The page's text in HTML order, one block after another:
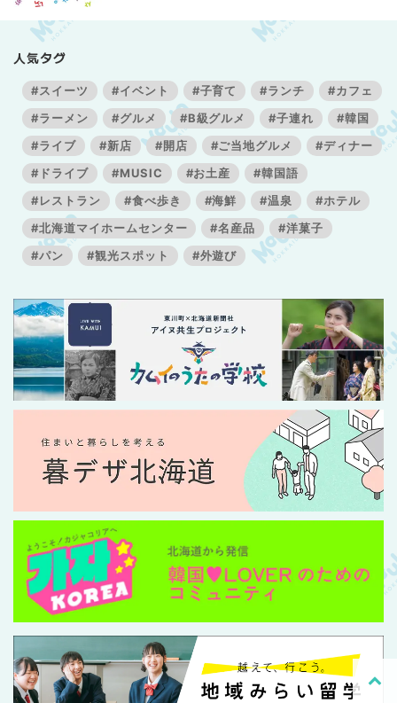
人気タグ
#スイーツ #イベント #子育て #ランチ
#カフェ
#ラーメン
#グルメ #B級グルメ #子連れ
#韓国
#ライブ
#新店 #開店 #ご当地グルメ
#ディナー
#ドライブ
#MUSIC #お土産
#韓国語
#レストラン
#食べ歩き #海鮮 #温泉
#ホテル
#北海道マイホームセンター
#名産品
#洋菓子
#パン
#観光スポット #外遊び